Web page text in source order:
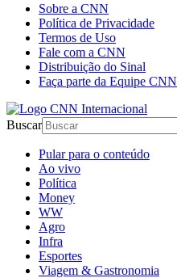
Sobre a CNN
Política de Privacidade
Termos de Uso
Fale com a CNN
Distribuição do Sinal
Faça parte da Equipe CNN
Buscar
Pular para o conteúdo
Ao vivo
Política
Money
WW
Agro
Infra
Esportes
Viagem & Gastronomia